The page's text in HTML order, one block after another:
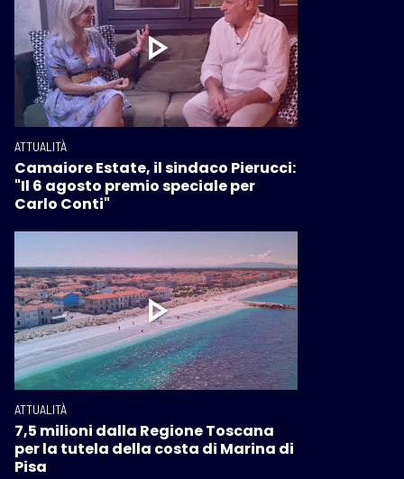
ATTUALITÀ
Camaiore Estate, il sindaco Pierucci:
"Il 6 agosto premio speciale per
Carlo Conti"
ATTUALITÀ
7,5 milioni dalla Regione Toscana
per la tutela della costa di Marina di
Pisa